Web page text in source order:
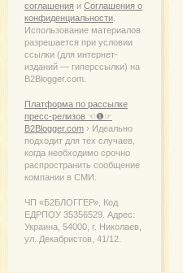
соглашения и Соглашения о
конфиденциальности
Использование материалов
разрешается при условии
ссылки (для интернет-
изданий — гиперссылки) на
B2Blogger.com.
Платформа по рассылке
пресс-релизов ☜❶☞
B2Blogger.com › Идеально
подходит для тех случаев,
когда необходимо срочно
распространить сообщение
компании в СМИ.
ЧП «Б2БЛОГГЕР», Код
ЕДРПОУ 35356529. Адрес:
Украина, 54000, г. Николаев,
ул. Декабристов, 41/12.